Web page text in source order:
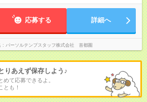
応募する 詳細へ
パーソルテンプスタッフ株式会社 首都圏
りあえず保存しよう♪
て応募できるよ。
とも！